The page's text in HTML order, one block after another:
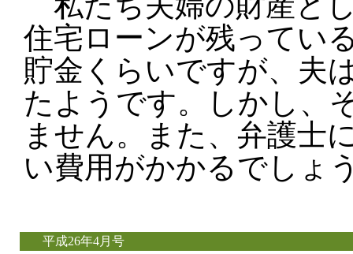
住宅ローンが残ってい
貯金くらいですが、夫
たようです。しかし、
ません。また、弁護士
い費用がかかるでしょ
平成26年4月号